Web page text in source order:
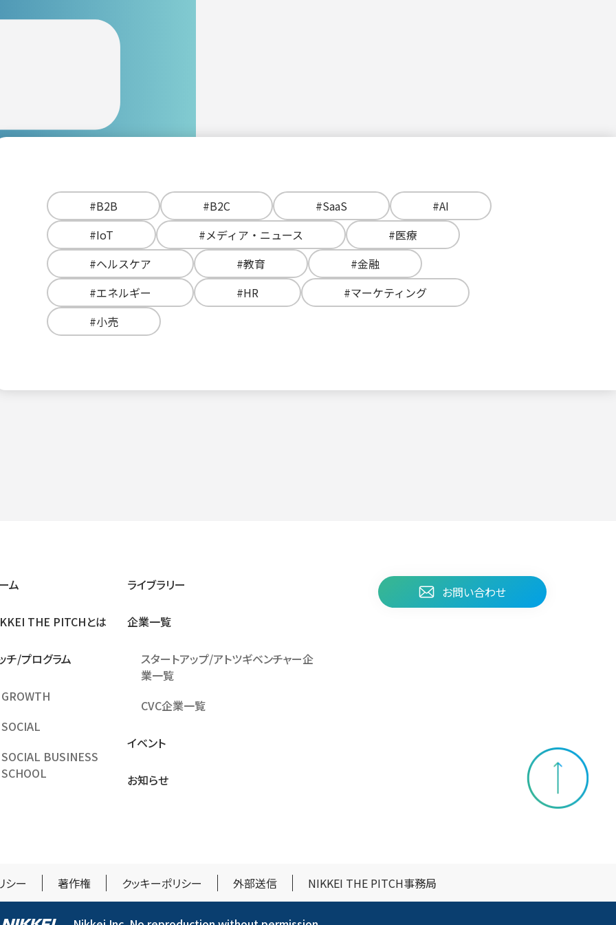
#B2B #B2C #SaaS
#AI
#IoT
#メディア・ニュース
#医療
#ヘルスケア
#教育
#金融
#エネルギー
#HR
#マーケティング
#小売
ム
THE PITCHとは
チ/プログラム
GROWTH
SOCIAL
SOCIAL BUSINESS
SCHOOL
ライブラリー
企業⼀覧
スタートアップ/アトツギベンチャー企
業一覧
CVC企業一覧
イベント
お知らせ
お問い合わせ
シー 著作権 クッキーポリシー 外部送信 NIKKEI THE PITCH事務局